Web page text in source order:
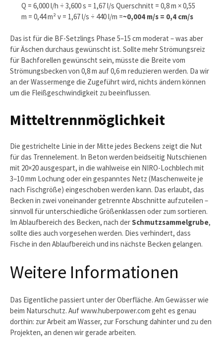
Q = 6,000 l/h ÷ 3,600 s = 1,67 l/s Querschnitt = 0,8 m × 0,55
m = 0,44 m² v = 1,67 l/s ÷ 440 l/m =~0,004 m/s = 0,4 cm/s
Das ist für die BF-Setzlings Phase 5–15 cm moderat – was aber
für Äschen durchaus gewünscht ist. Sollte mehr Strömungsreiz
für Bachforellen gewünscht sein, müsste die Breite vom
Strömungsbecken von 0,8 m auf 0,6 m reduzieren werden. Da wir
an der Wassermenge die Zugeführt wird, nichts ändern können
um die Fleißgeschwindigkeit zu beeinflussen.
Mitteltrennmöglichkeit
Die gestrichelte Linie in der Mitte jedes Beckens zeigt die Nut
für das Trennelement. In Beton werden beidseitig Nutschienen
mit 20×20 ausgespart, in die wahlweise ein NIRO-Lochblech mit
3–10 mm Lochung oder ein gespanntes Netz (Maschenweite je
nach Fischgröße) eingeschoben werden kann. Das erlaubt, das
Becken in zwei voneinander getrennte Abschnitte aufzuteilen –
sinnvoll für unterschiedliche Größenklassen oder zum sortieren.
Im Ablaufbereich des Becken, nach derSchmutzsammelgrube,
sollte dies auch vorgesehen werden. Dies verhindert, dass
Fische in den Ablaufbereich und ins nächste Becken gelangen.
Weitere Informationen
Das Eigentliche passiert unter der Oberfläche. Am Gewässer wie
beim Naturschutz. Auf www.huberpower.com geht es genau
dorthin: zur Arbeit am Wasser, zur Forschung dahinter und zu den
Projekten, an denen wir gerade arbeiten.